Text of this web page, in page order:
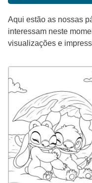
Aqui estão as nossas
interessam neste
visualizações e